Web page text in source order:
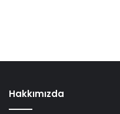
Hakkımızda